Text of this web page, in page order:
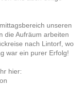
unseren
die Aufräum arbeiten
nach Lintorf, wo
war ein purer Erfolg!
hier: